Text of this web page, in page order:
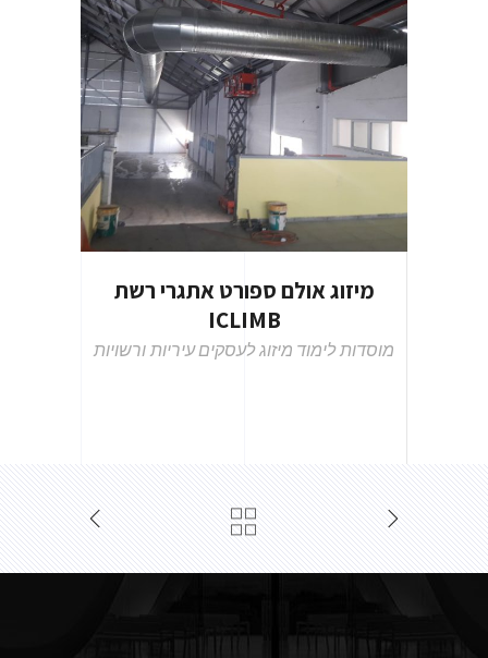
מיזוג אולם ספורט אתגרי רשת
ICLIMB
מוסדות לימוד מיזוג לעסקיםעיריות ורשויות